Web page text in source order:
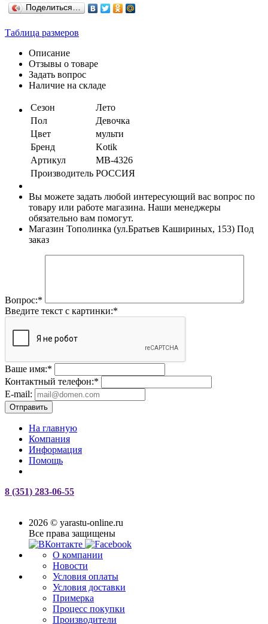
Поделиться…
Таблица размеров
Описание
Отзывы о товаре
Задать вопрос
Наличие на складе
Сезон
Лето
Пол
Девочка
Цвет
мульти
Бренд
Kotik
Артикул
МB-4326
Производитель РОССИЯ
Вы можете задать любой интересующий вас вопрос по
товару или работе магазина. Наши менеджеры
обязательно вам помогут.
Магазин Тополинка (ул.Братьев Кашириных, 153) Под
заказ
Вопрос:*
Введите текст с картинки:*
Ваше имя:*
Контактный телефон:*
E-mail:
Отправить
На главную
Компания
Информация
Помощь
8 (351) 283-06-55
2026 © yarastu-online.ru
Все права защищены
О компании
Новости
Условия оплаты
Условия доставки
Примерка
Процесс покупки
Производители